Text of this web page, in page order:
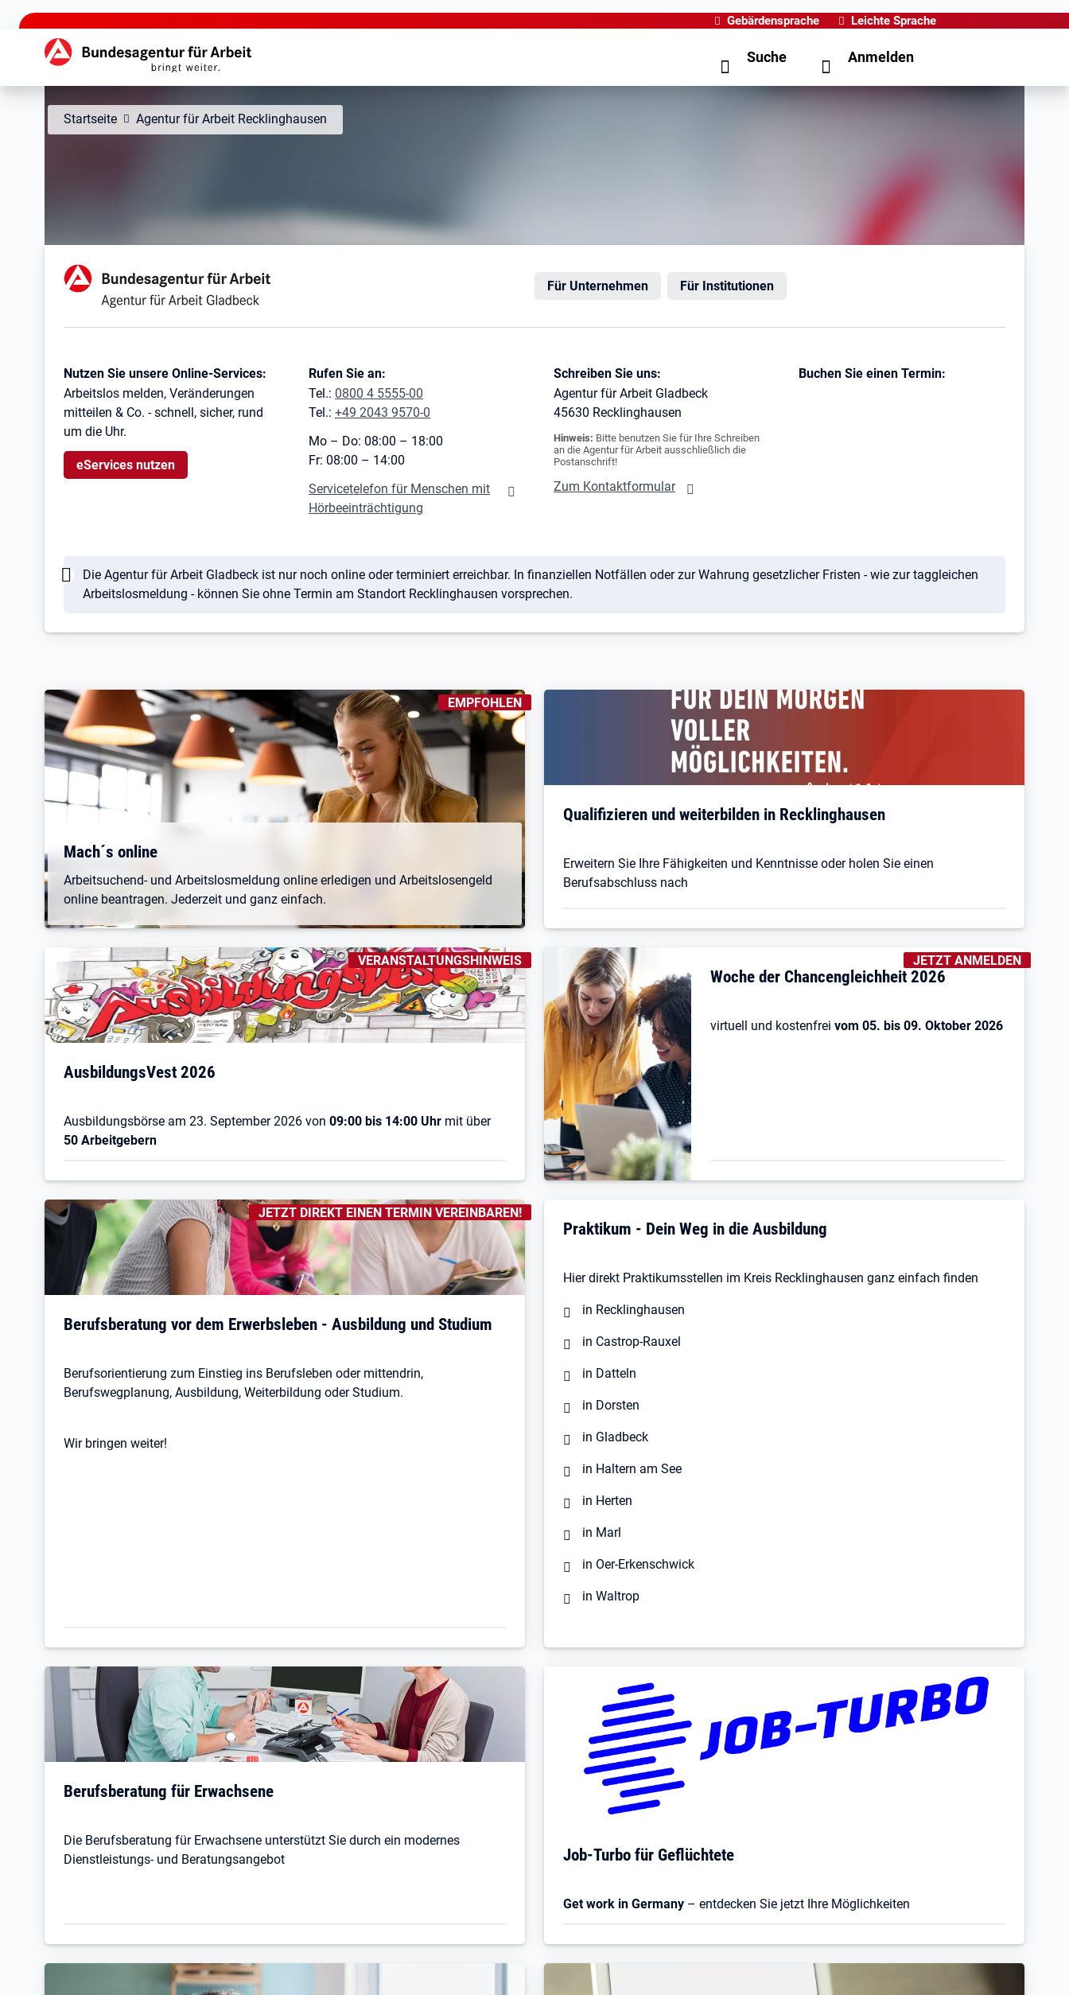
zu den Hauptinhalten springen
Gebärdensprache Leichte Sprache
Hauptnavigation Suche Anmelden
Startseite Agentur für Arbeit Recklinghausen
Agentur für Arbeit Gladbeck Für Unternehmen Für Institutionen
Kontaktinformationen
Nutzen Sie unsere Online-Services:
Arbeitslos melden, Veränderungen
mitteilen & Co. - schnell, sicher, rund
um die Uhr.
eServices nutzen
Rufen Sie an:
Tel.: 0800 4 5555-00
Tel.: +49 2043 9570-0
Mo – Do: 08:00 – 18:00
Fr: 08:00 – 14:00
Servicetelefon für Menschen mit
Hörbeeinträchtigung
Schreiben Sie uns:
Agentur für Arbeit Gladbeck
45630 Recklinghausen
Hinweis: Bitte benutzen Sie für Ihre Schreiben
an die Agentur für Arbeit ausschließlich die
Postanschrift!
Zum Kontaktformular
Buchen Sie einen Termin:
Die Agentur für Arbeit Gladbeck ist nur noch online oder terminiert erreichbar. In finanziellen Notfällen oder zur Wahrung gesetzlicher Fristen - wie zur taggleichen
Arbeitslosmeldung - können Sie ohne Termin am Standort Recklinghausen vorsprechen.
KENNZEICHNUNGEN
EMPFOHLEN
Öffnet in neuem Tab
Mach´s online
Arbeitsuchend- und Arbeitslosmeldung online erledigen und Arbeitslosengeld
online beantragen. Jederzeit und ganz einfach.
Qualifizieren und weiterbilden in Recklinghausen
Erweitern Sie Ihre Fähigkeiten und Kenntnisse oder holen Sie einen
Berufsabschluss nach
KENNZEICHNUNGEN:
VERANSTALTUNGSHINWEIS
AusbildungsVest 2026
Ausbildungsbörse am 23. September 2026 von 09:00 bis 14:00 Uhr mit über
50 Arbeitgebern
KENNZEICHNUNGEN:
JETZT ANMELDEN
Woche der Chancengleichheit 2026
virtuell und kostenfrei vom 05. bis 09. Oktober 2026
KENNZEICHNUNGEN:
JETZT DIREKT EINEN TERMIN VEREINBAREN!
Berufsberatung vor dem Erwerbsleben - Ausbildung und Studium
Berufsorientierung zum Einstieg ins Berufsleben oder mittendrin,
Berufswegplanung, Ausbildung, Weiterbildung oder Studium.
Wir bringen weiter!
Praktikum - Dein Weg in die Ausbildung
Hier direkt Praktikumsstellen im Kreis Recklinghausen ganz einfach finden
in Recklinghausen
in Castrop-Rauxel
in Datteln
in Dorsten
in Gladbeck
in Haltern am See
in Herten
in Marl
in Oer-Erkenschwick
in Waltrop
Berufsberatung für Erwachsene
Die Berufsberatung für Erwachsene unterstützt Sie durch ein modernes
Dienstleistungs- und Beratungsangebot
Job-Turbo für Geflüchtete
Get work in Germany – entdecken Sie jetzt Ihre Möglichkeiten